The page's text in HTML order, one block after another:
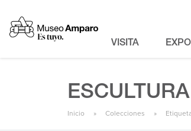
VISITA
Inicio Colecciones